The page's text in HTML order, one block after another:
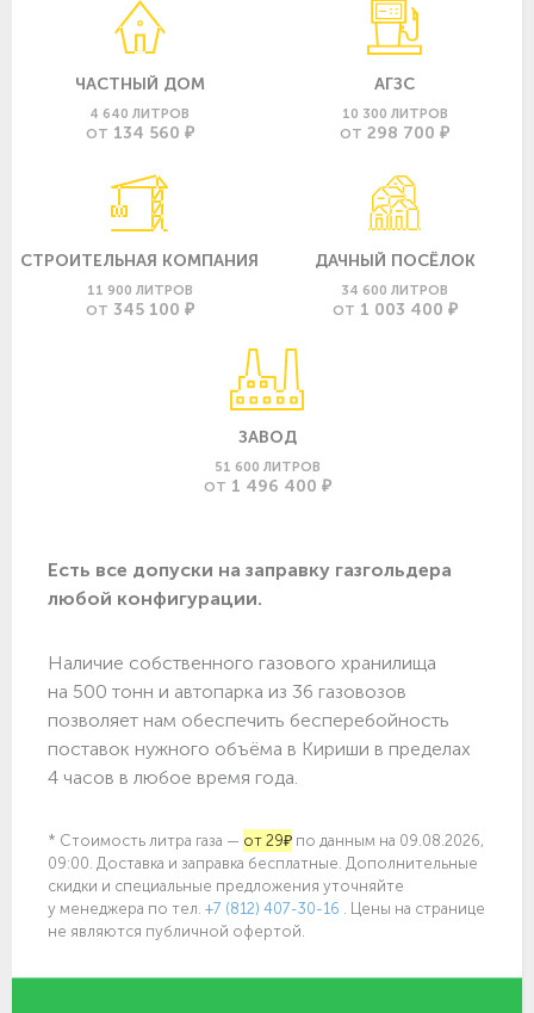
ЧАСТНЫЙ ДОМ
4 640 ЛИТРОВ
ОТ 134 560 ₽
АГЗС
10 300 ЛИТРОВ
ОТ 298 700 ₽
СТРОИТЕЛЬНАЯ КОМПАНИЯ
11 900 ЛИТРОВ
ОТ 345 100 ₽
ДАЧНЫЙ ПОСЁЛОК
34 600 ЛИТРОВ
ОТ 1 003 400 ₽
ЗАВОД
51 600 ЛИТРОВ
ОТ 1 496 400 ₽
Есть все допуски нa заправку газгольдера
любой конфигурации.
Наличие собственного газового хранилища
на 500 тонн и автопарка из 36 газовозов
позволяет нам обеспечить бесперебойность
поставок нужного объёма в Кириши в пределах
4 часов в любое время года.
* Стоимость литра газа — от 29₽ по данным на 09.08.2026,
09:00. Доставка и заправка бесплатные. Дополнительные
скидки и специальные предложения уточняйте
у менеджера по тел. +7 (812) 407-30-16 . Цены на странице
не являются публичной офертой.